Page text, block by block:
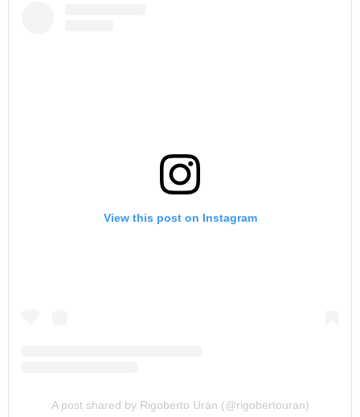
View this post on Instagram
A post shared by Rigoberto Urán (@rigobertouran)